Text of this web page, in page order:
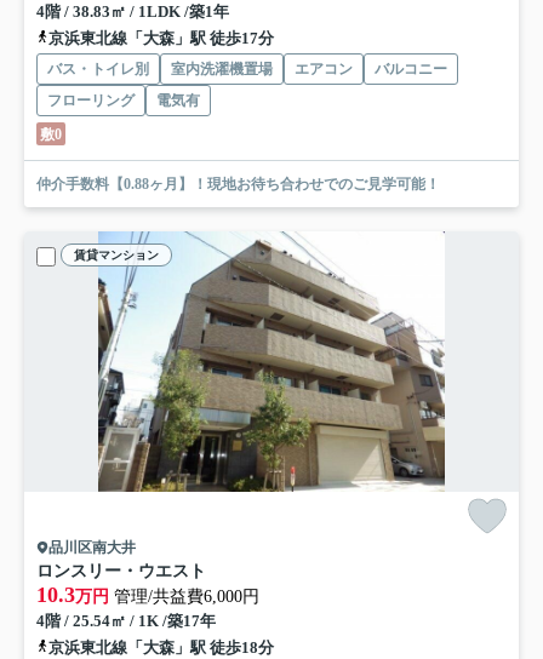
4階 / 38.83㎡ / 1LDK /築1年
京浜東北線「大森」駅 徒歩17分
バス・トイレ別 室内洗濯機置場 エアコン
バルコニー
フローリング
電気有
敷0
仲介手数料【0.88ヶ月】！現地お待ち合わせでのご見学可能！
賃貸マンション
品川区南大井
ロンスリー・ウエスト
10.3万円 管理/共益費6,000円
4階 / 25.54㎡ / 1K /築17年
京浜東北線「大森」駅 徒歩18分